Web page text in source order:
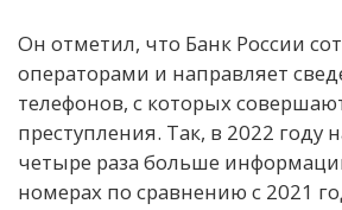
Он отметил, что Банк России
операторами и направляет
телефонов, с которых
преступления. Так, в 2022 году
четыре раза больше
номерах по сравнению с 2021